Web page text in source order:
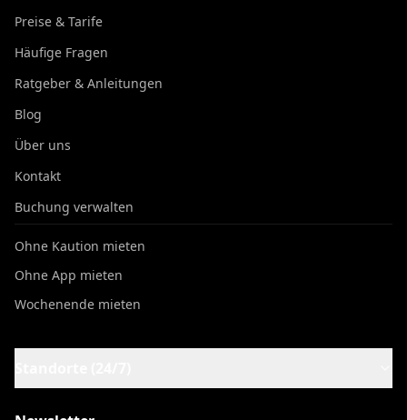
Preise & Tarife
Häufige Fragen
Ratgeber & Anleitungen
Blog
Über uns
Kontakt
Buchung verwalten
Ohne Kaution mieten
Ohne App mieten
Wochenende mieten